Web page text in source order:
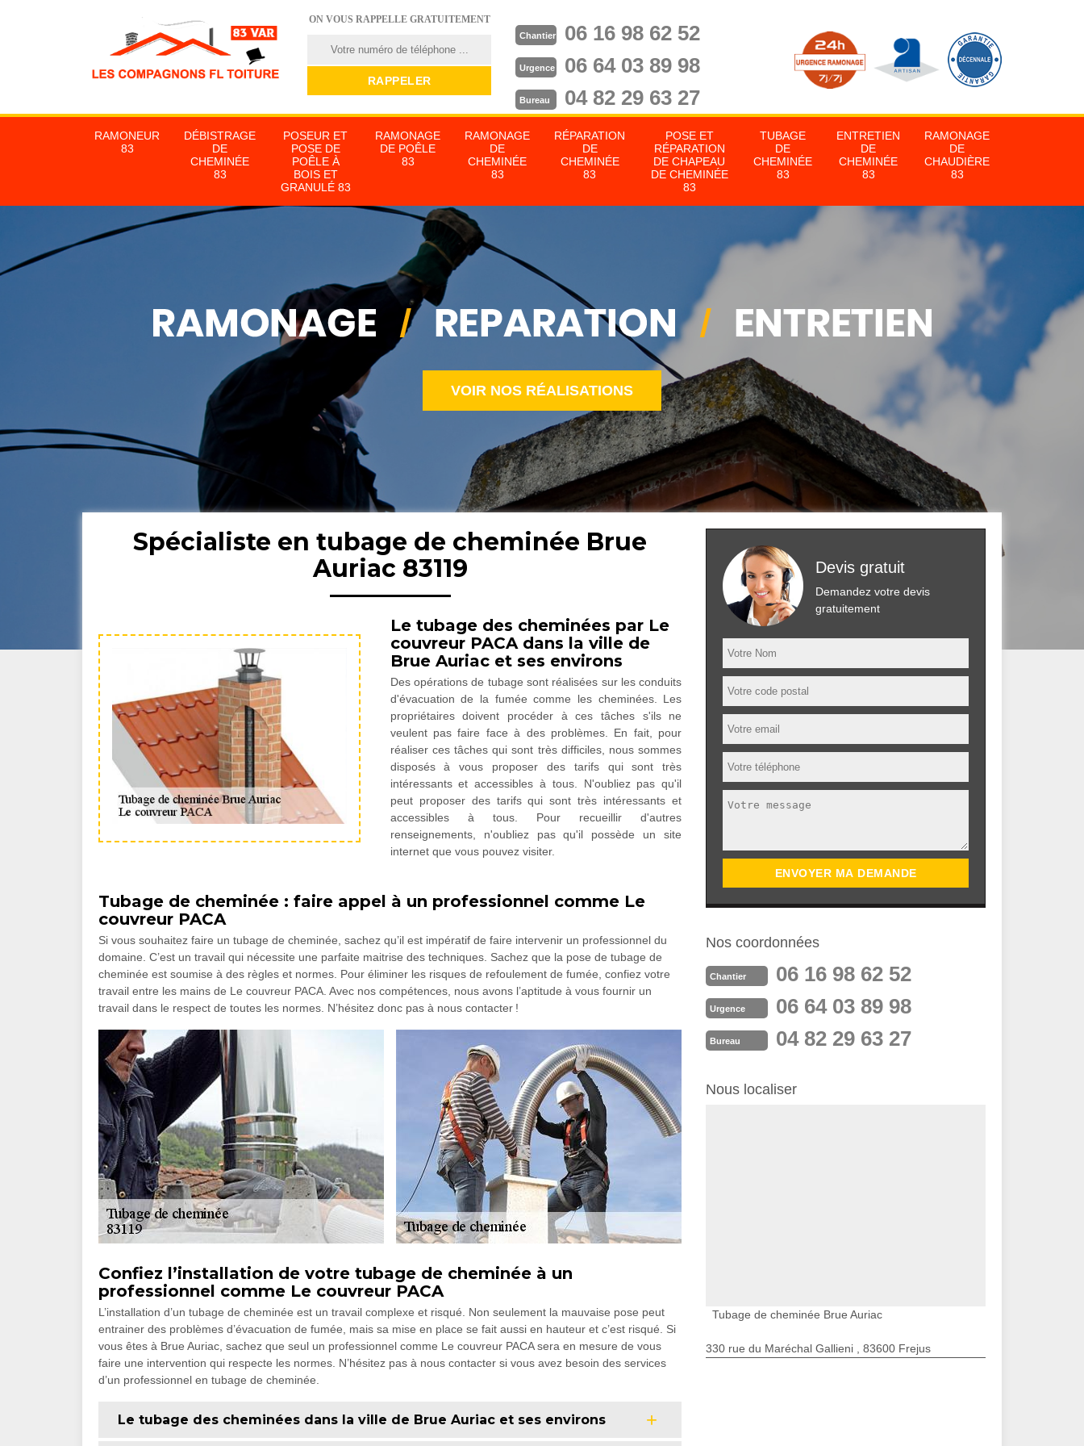
ON VOUS RAPPELLE GRATUITEMENT
Chantier 06 16 98 62 52
Urgence 06 64 03 89 98
Bureau 04 82 29 63 27
RAMONEUR
83
DÉBISTRAGE
DE
CHEMINÉE
83
POSEUR ET
POSE DE
POÊLE À
BOIS ET
GRANULÉ 83
RAMONAGE
DE POÊLE
83
RAMONAGE
DE
CHEMINÉE
83
RÉPARATION
DE
CHEMINÉE
83
POSE ET
RÉPARATION
DE CHAPEAU
DE CHEMINÉE
83
TUBAGE
DE
CHEMINÉE
83
ENTRETIEN
DE
CHEMINÉE
83
RAMONAGE
DE
CHAUDIÈRE
83
VOIR NOS RÉALISATIONS
Spécialiste en tubage de cheminée Brue
Auriac 83119
Le tubage des cheminées par Le
couvreur PACA dans la ville de
Brue Auriac et ses environs
Des opérations de tubage sont réalisées sur les conduits
d'évacuation de la fumée comme les cheminées. Les
propriétaires doivent procéder à ces tâches s'ils ne
veulent pas faire face à des problèmes. En fait, pour
réaliser ces tâches qui sont très difficiles, nous sommes
disposés à vous proposer des tarifs qui sont très
intéressants et accessibles à tous. N'oubliez pas qu'il
peut proposer des tarifs qui sont très intéressants et
accessibles à tous. Pour recueillir d'autres
renseignements, n'oubliez pas qu'il possède un site
internet que vous pouvez visiter.
Tubage de cheminée : faire appel à un professionnel comme Le
couvreur PACA
Si vous souhaitez faire un tubage de cheminée, sachez qu’il est impératif de faire intervenir un professionnel du
domaine. C’est un travail qui nécessite une parfaite maitrise des techniques. Sachez que la pose de tubage de
cheminée est soumise à des règles et normes. Pour éliminer les risques de refoulement de fumée, confiez votre
travail entre les mains de Le couvreur PACA. Avec nos compétences, nous avons l’aptitude à vous fournir un
travail dans le respect de toutes les normes. N’hésitez donc pas à nous contacter !
Confiez l’installation de votre tubage de cheminée à un
professionnel comme Le couvreur PACA
L’installation d’un tubage de cheminée est un travail complexe et risqué. Non seulement la mauvaise pose peut
entrainer des problèmes d’évacuation de fumée, mais sa mise en place se fait aussi en hauteur et c’est risqué. Si
vous êtes à Brue Auriac, sachez que seul un professionnel comme Le couvreur PACA sera en mesure de vous
faire une intervention qui respecte les normes. N’hésitez pas à nous contacter si vous avez besoin des services
d’un professionnel en tubage de cheminée.
Le tubage des cheminées dans la ville de Brue Auriac et ses environs
Devis gratuit
Demandez votre devis
gratuitement
Nos coordonnées
Chantier 06 16 98 62 52
Urgence 06 64 03 89 98
Bureau 04 82 29 63 27
Nous localiser
Tubage de cheminée Brue Auriac
330 rue du Maréchal Gallieni , 83600 Frejus